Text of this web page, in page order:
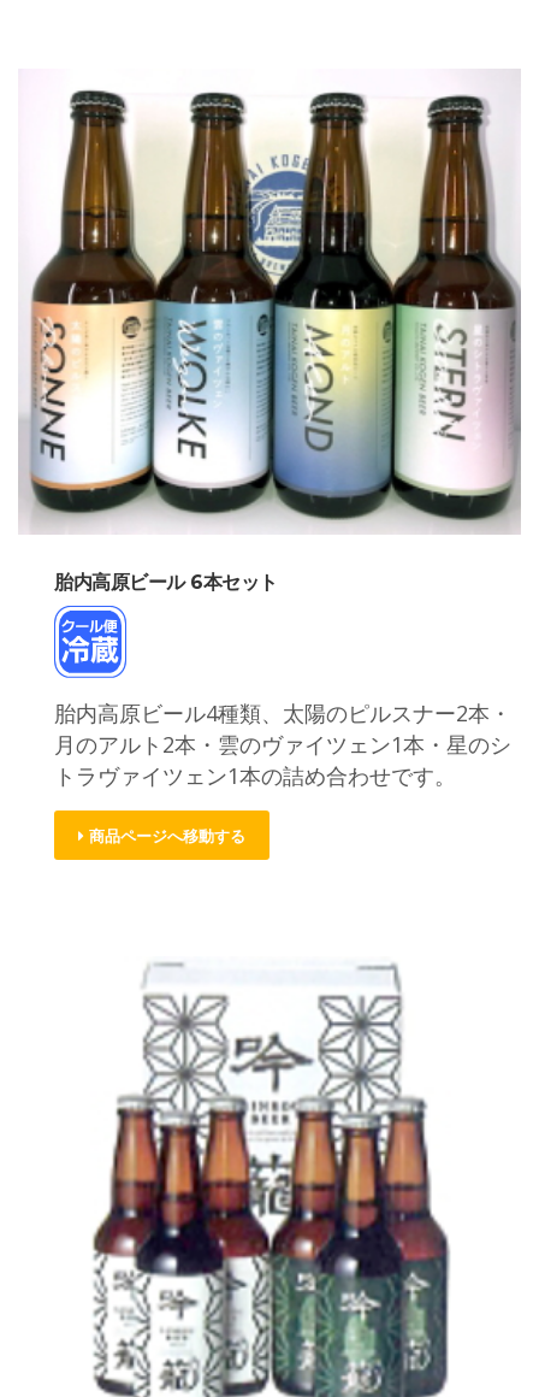
胎内高原ビール 6本セット
胎内高原ビール4種類、太陽のピルスナー2本・
月のアルト2本・雲のヴァイツェン1本・星のシ
トラヴァイツェン1本の詰め合わせです。
商品ページへ移動する